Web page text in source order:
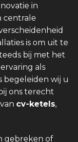
in
centrale
is om uit te
bij met het
als
begeleiden wij u
ons terecht
cv-ketels,
gebreken of